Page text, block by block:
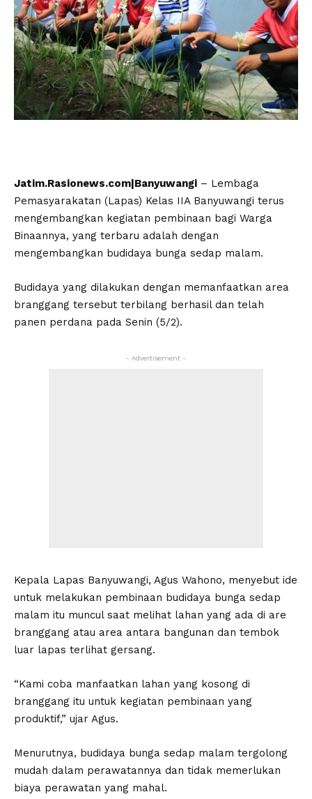
Jatim.Rasionews.com|Banyuwangi – Lembaga
Pemasyarakatan (Lapas) Kelas IIA Banyuwangi terus
mengembangkan kegiatan pembinaan bagi Warga
Binaannya, yang terbaru adalah dengan
mengembangkan budidaya bunga sedap malam.
Budidaya yang dilakukan dengan memanfaatkan area
branggang tersebut terbilang berhasil dan telah
panen perdana pada Senin (5/2).
- Advertisement -
Kepala Lapas Banyuwangi, Agus Wahono, menyebut ide
untuk melakukan pembinaan budidaya bunga sedap
malam itu muncul saat melihat lahan yang ada di are
branggang atau area antara bangunan dan tembok
luar lapas terlihat gersang.
“Kami coba manfaatkan lahan yang kosong di
branggang itu untuk kegiatan pembinaan yang
produktif,” ujar Agus.
Menurutnya, budidaya bunga sedap malam tergolong
mudah dalam perawatannya dan tidak memerlukan
biaya perawatan yang mahal.